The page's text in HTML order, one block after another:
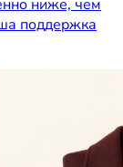
ниже, чем
поддержка